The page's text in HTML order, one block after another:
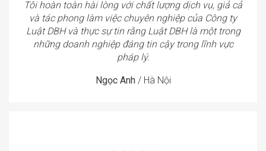
Tôi hoàn toàn hài lòng với chất lượng dịch vụ, giả cả
và tác phong làm việc chuyên nghiệp của Công ty
Luật DBH và thực sự tin rằng Luật DBH là một trong
những doanh nghiệp đáng tin cậy trong lĩnh vực
pháp lý.
Ngọc Anh / Hà Nội